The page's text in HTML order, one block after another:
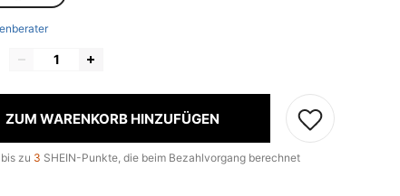
ZUM WARENKORB HINZUFÜGEN
zu 3 SHEIN-Punkte, die beim Bezahlvorgang berechnet